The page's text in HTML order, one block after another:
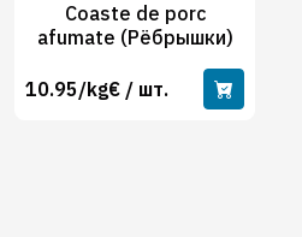
Coaste de porc
afumate (Рёбрышки)
10.95/kg€ / шт.